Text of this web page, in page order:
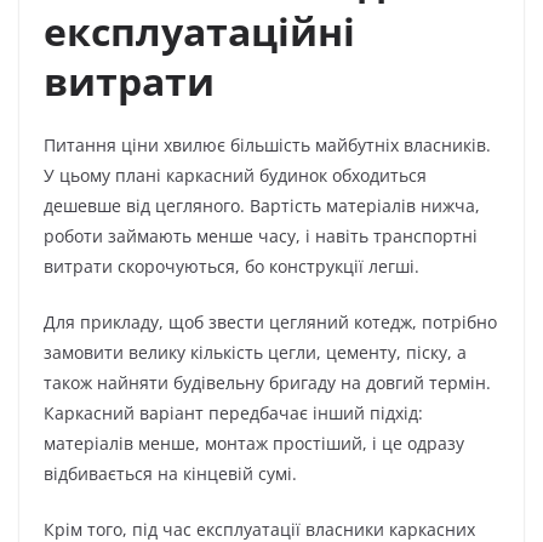
експлуатаційні
витрати
Питання ціни хвилює більшість майбутніх власників.
У цьому плані каркасний будинок обходиться
дешевше від цегляного. Вартість матеріалів нижча,
роботи займають менше часу, і навіть транспортні
витрати скорочуються, бо конструкції легші.
Для прикладу, щоб звести цегляний котедж, потрібно
замовити велику кількість цегли, цементу, піску, а
також найняти будівельну бригаду на довгий термін.
Каркасний варіант передбачає інший підхід:
матеріалів менше, монтаж простіший, і це одразу
відбивається на кінцевій сумі.
Крім того, під час експлуатації власники каркасних